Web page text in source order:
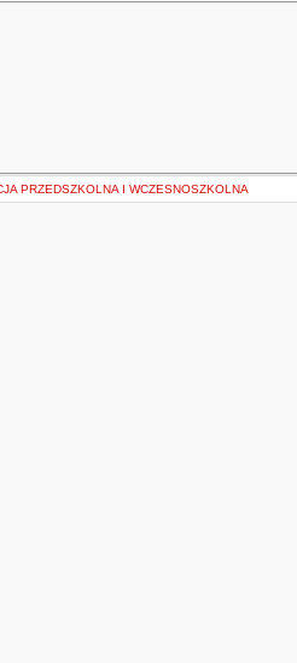
PRZEDSZKOLNA I WCZESNOSZKOLNA